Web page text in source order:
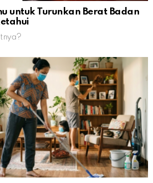
untuk Turunkan Berat Badan